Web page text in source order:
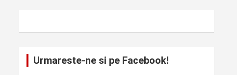
Urmareste-ne si pe Facebook!